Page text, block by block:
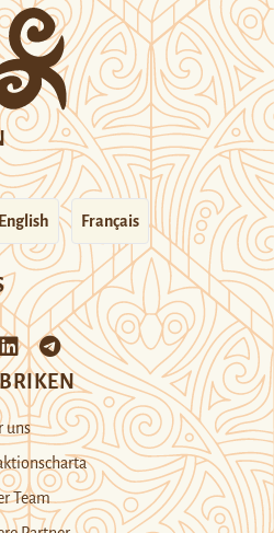
English Français
uns
Team